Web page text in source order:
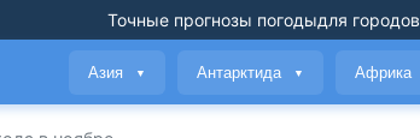
Точные прогнозы погодыдля
Азия ▼ Антарктида ▼ Африка